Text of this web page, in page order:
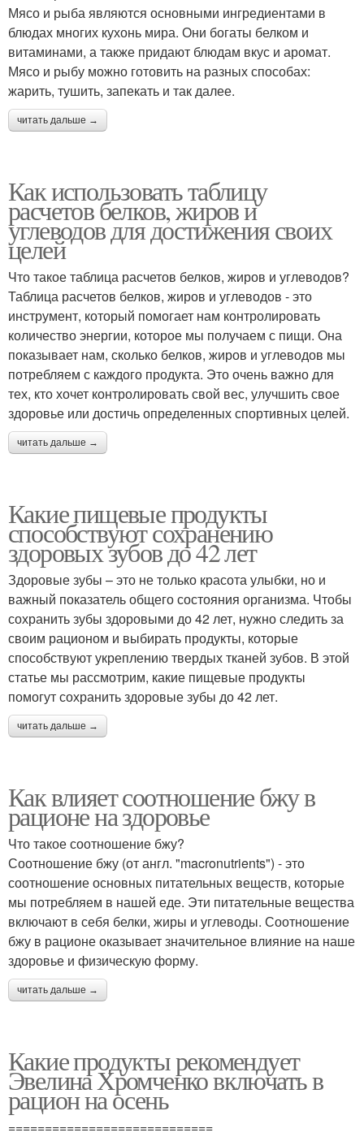
Мясо и рыба являются основными ингредиентами в
блюдах многих кухонь мира. Они богаты белком и
витаминами, а также придают блюдам вкус и аромат.
Мясо и рыбу можно готовить на разных способах:
жарить, тушить, запекать и так далее.
читать дальше →
Как использовать таблицу
расчетов белков, жиров и
углеводов для достижения своих
целей
Что такое таблица расчетов белков, жиров и углеводов?
Таблица расчетов белков, жиров и углеводов - это
инструмент, который помогает нам контролировать
количество энергии, которое мы получаем с пищи. Она
показывает нам, сколько белков, жиров и углеводов мы
потребляем с каждого продукта. Это очень важно для
тех, кто хочет контролировать свой вес, улучшить свое
здоровье или достичь определенных спортивных целей.
читать дальше →
Какие пищевые продукты
способствуют сохранению
здоровых зубов до 42 лет
Здоровые зубы – это не только красота улыбки, но и
важный показатель общего состояния организма. Чтобы
сохранить зубы здоровыми до 42 лет, нужно следить за
своим рационом и выбирать продукты, которые
способствуют укреплению твердых тканей зубов. В этой
статье мы рассмотрим, какие пищевые продукты
помогут сохранить здоровые зубы до 42 лет.
читать дальше →
Как влияет соотношение бжу в
рационе на здоровье
Что такое соотношение бжу?
Соотношение бжу (от англ. "macronutrients") - это
соотношение основных питательных веществ, которые
мы потребляем в нашей еде. Эти питательные вещества
включают в себя белки, жиры и углеводы. Соотношение
бжу в рационе оказывает значительное влияние на наше
здоровье и физическую форму.
читать дальше →
Какие продукты рекомендует
Эвелина Хромченко включать в
рацион на осень
============================